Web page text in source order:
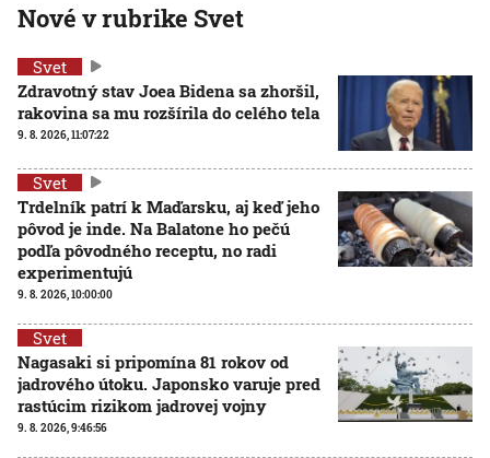
Nové v rubrike Svet
Svet
Zdravotný stav Joea Bidena sa zhoršil,
rakovina sa mu rozšírila do celého tela
9. 8. 2026, 11:07:22
Svet
Trdelník patrí k Maďarsku, aj keď jeho
pôvod je inde. Na Balatone ho pečú
podľa pôvodného receptu, no radi
experimentujú
9. 8. 2026, 10:00:00
Svet
Nagasaki si pripomína 81 rokov od
jadrového útoku. Japonsko varuje pred
rastúcim rizikom jadrovej vojny
9. 8. 2026, 9:46:56